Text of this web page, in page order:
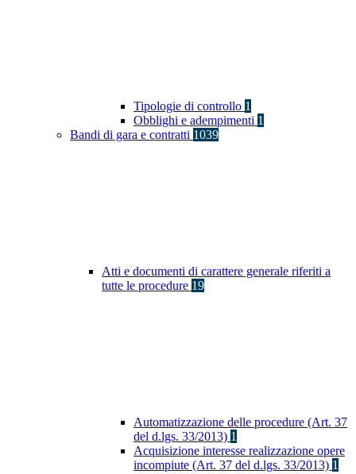
Tipologie di controllo 1
Obblighi e adempimenti 1
Bandi di gara e contratti 1039
Atti e documenti di carattere generale riferiti a
tutte le procedure 19
Automatizzazione delle procedure (Art. 37
del d.lgs. 33/2013) 1
Acquisizione interesse realizzazione opere
incompiute (Art. 37 del d.lgs. 33/2013) 1